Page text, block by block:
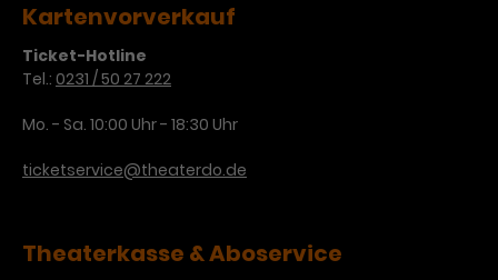
Kartenvorverkauf
Ticket-Hotline
Tel.: 0231 / 50 27 222
Mo. - Sa. 10:00 Uhr - 18:30 Uhr
ticketservice@theaterdo.de
Theaterkasse & Aboservice